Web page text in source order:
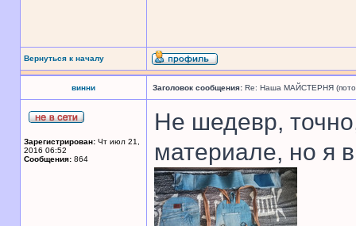
Вернуться к началу
винни Заголовок сообщения: Re: Наша МАЙСТЕРНЯ
Зарегистрирован: Чт июл 21,
2016 06:52
Сообщения: 864
Не шедевр,
материале, но я